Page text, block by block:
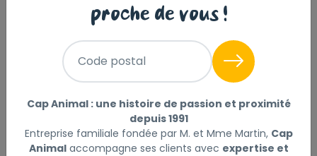
de plus de 25kg
Réf : 3411112961276
PROZYM RF2 Sticks x12 - Spéciale Hygiène dentaire
naturelle pour chien de plus de 25kgLire la suite
Ce produit n'est plus disponible
proche de vous !
Code postal
Cap Animal : une histoire de passion et proximité
depuis 1991
Entreprise familiale fondée par M. et Mme Martin, Cap
Animalaccompagne ses clients avec expertise et